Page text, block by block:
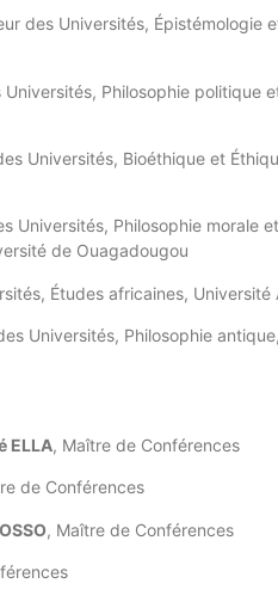
des Universités, Épistémologie
Universités, Philosophie politique
Universités, Bioéthique et
Universités, Philosophie morale
de Ouagadougou
Études africaines, Université
Universités, Philosophie
ELLA, Maître de Conférences
de Conférences
, Maître de Conférences